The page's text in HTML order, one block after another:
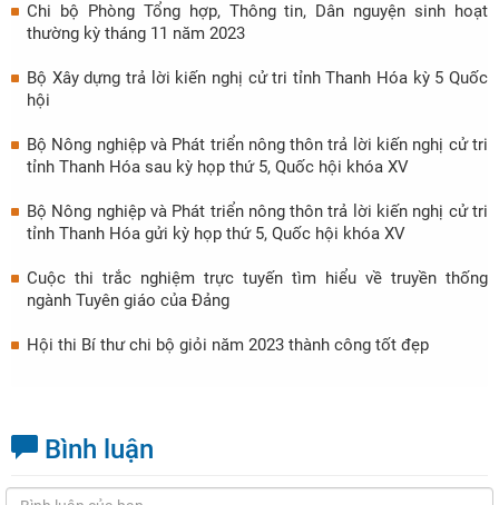
Chi bộ Phòng Tổng hợp, Thông tin, Dân nguyện sinh hoạt
thường kỳ tháng 11 năm 2023
Bộ Xây dựng trả lời kiến nghị cử tri tỉnh Thanh Hóa kỳ 5 Quốc
hội
Bộ Nông nghiệp và Phát triển nông thôn trả lời kiến nghị cử tri
tỉnh Thanh Hóa sau kỳ họp thứ 5, Quốc hội khóa XV
Bộ Nông nghiệp và Phát triển nông thôn trả lời kiến nghị cử tri
tỉnh Thanh Hóa gửi kỳ họp thứ 5, Quốc hội khóa XV
Cuộc thi trắc nghiệm trực tuyến tìm hiểu về truyền thống
ngành Tuyên giáo của Đảng
Hội thi Bí thư chi bộ giỏi năm 2023 thành công tốt đẹp
Bình luận